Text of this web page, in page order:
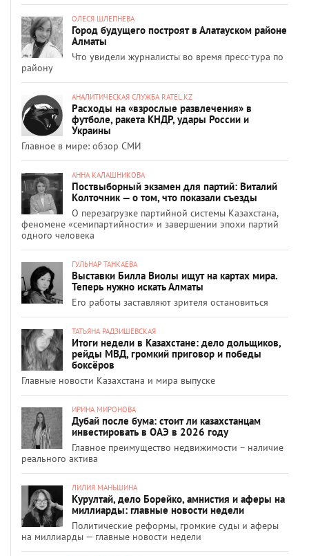
ОЛЕСЯ ШЛЕПНЕВА
Город будущего построят в Алатауском районе
Алматы
Что увидели журналисты во время пресс-тура по
району
АНАЛИТИЧЕСКАЯ СЛУЖБА RATEL.KZ
Расходы на «взрослые развлечения» в
футболе, ракета КНДР, удары России и
Украины
Главное в мире: обзор СМИ
АННА КАЛАШНИКОВА
Поствыборный экзамен для партий: Виталий
Колточник — о том, что показали съезды
О перезагрузке партийной системы Казахстана,
феномене «семипартийности» и завершении эпохи партий
одного человека
ГУЛЬНАР ТАНКАЕВА
Выставки Билла Виолы ищут на картах мира.
Теперь нужно искать Алматы
Его работы заставляют зрителя остановиться
ТАТЬЯНА РАДЗИШЕВСКАЯ
Итоги недели в Казахстане: дело дольщиков,
рейды МВД, громкий приговор и победы
боксёров
Главные новости Казахстана и мира выпуске
ИРИНА МИРОНОВА
Дубай после бума: стоит ли казахстанцам
инвестировать в ОАЭ в 2026 году
Главное преимущество недвижимости – наличие
реального актива
ЛИЛИЯ МАНЬШИНА
Курултай, дело Борейко, амнистия и аферы на
миллиарды: главные новости недели
Политические реформы, громкие суды и аферы
на миллиарды — главные новости недели